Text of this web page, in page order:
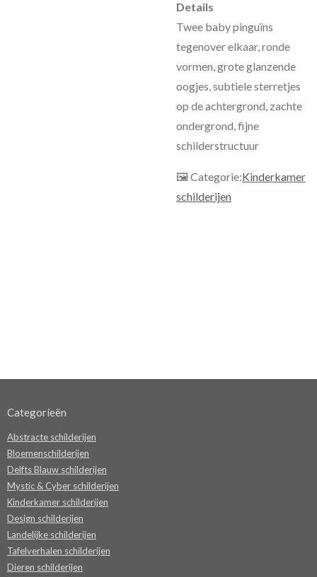
Details
Twee baby pinguïns
tegenover elkaar, ronde
vormen, grote glanzende
oogjes, subtiele sterretjes
op de achtergrond, zachte
ondergrond, fijne
schilderstructuur
🖼 Categorie:Kinderkamer
schilderijen
Categorieën
Abstracte schilderijen
Bloemenschilderijen
Delfts Blauw schilderijen
Mystic & Cyber schilderijen
Kinderkamer schilderijen
Design schilderijen
Landelijke schilderijen
Tafelverhalen schilderijen
Dieren schilderijen